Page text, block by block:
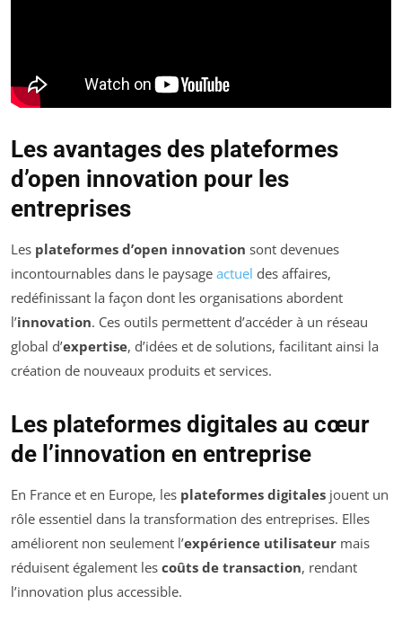
Les avantages des plateformes
d’open innovation pour les
entreprises
Les plateformes d’open innovation sont devenues
incontournables dans le paysage actuel des affaires,
redéfinissant la façon dont les organisations abordent
l’innovation. Ces outils permettent d’accéder à un réseau
global d’expertise, d’idées et de solutions, facilitant ainsi la
création de nouveaux produits et services.
Les plateformes digitales au cœur
de l’innovation en entreprise
En France et en Europe, les plateformes digitales jouent un
rôle essentiel dans la transformation des entreprises. Elles
améliorent non seulement l’expérience utilisateur mais
réduisent également les coûts de transaction, rendant
l’innovation plus accessible.